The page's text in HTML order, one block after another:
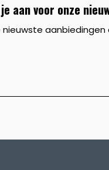
aan voor onze